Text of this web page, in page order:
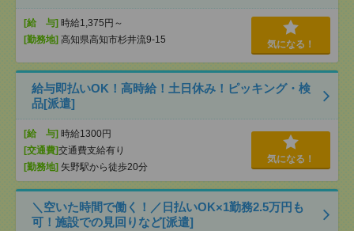
[給 与] 時給1,375円～
[勤務地] 高知県高知市杉井流9-15 気になる！
給与即払いOK！高時給！土日休み！ピッキング・検
品[派遣]
[給 与] 時給1300円
[交通費]交通費支給有り
[勤務地] 矢野駅から徒歩20分
気になる！
＼空いた時間で働く！／日払いOK×1勤務2.5万円も
可！施設での見回りなど[派遣]